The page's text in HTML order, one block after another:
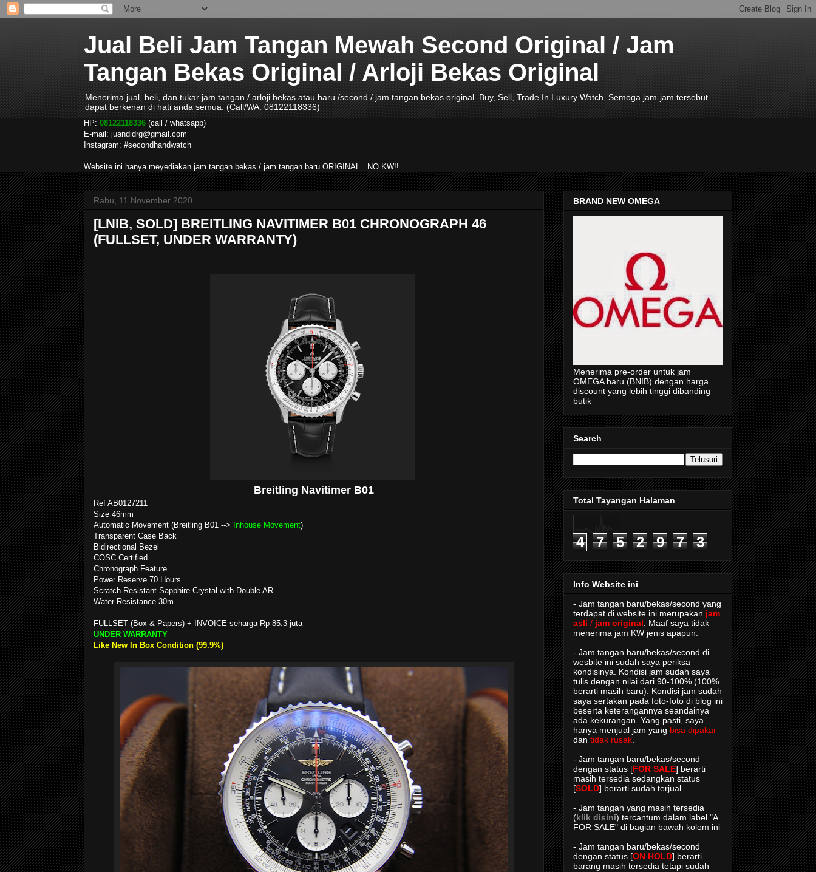
Jual Beli Jam Tangan Mewah Second Original / Jam
Tangan Bekas Original / Arloji Bekas Original
Menerima jual, beli, dan tukar jam tangan / arloji bekas atau baru /second / jam tangan bekas original. Buy, Sell, Trade In Luxury Watch. Semoga jam-jam tersebut
dapat berkenan di hati anda semua. (Call/WA: 08122118336)
HP: 08122118336 (call / whatsapp)
E-mail: juandidrg@gmail.com
Instagram: #secondhandwatch
Website ini hanya meyediakan jam tangan bekas / jam tangan baru ORIGINAL ..NO KW!!
Rabu, 11 November 2020
[LNIB, SOLD] BREITLING NAVITIMER B01 CHRONOGRAPH 46
(FULLSET, UNDER WARRANTY)
Breitling Navitimer B01
Ref AB0127211
Size 46mm
Automatic Movement (Breitling B01 --> Inhouse Movement)
Transparent Case Back
Bidirectional Bezel
COSC Certified
Chronograph Feature
Power Reserve 70 Hours
Scratch Resistant Sapphire Crystal with Double AR
Water Resistance 30m
FULLSET (Box & Papers) + INVOICE seharga Rp 85.3 juta
UNDER WARRANTY
Like New In Box Condition (99.9%)
BRAND NEW OMEGA
Menerima pre-order untuk jam
OMEGA baru (BNIB) dengan harga
discount yang lebih tinggi dibanding
butik
Search
Total Tayangan Halaman
4 7 5 2 9 7 3
Info Website ini
- Jam tangan baru/bekas/second yang
terdapat di website ini merupakan jam
asli / jam original . Maaf saya tidak
menerima jam KW jenis apapun.
- Jam tangan baru/bekas/second di
wesbite ini sudah saya periksa
kondisinya. Kondisi jam sudah saya
tulis dengan nilai dari 90-100% (100%
berarti masih baru). Kondisi jam sudah
saya sertakan pada foto-foto di blog ini
beserta keterangannya seandainya
ada kekurangan. Yang pasti, saya
hanya menjual jam yang bisa dipakai
dan tidak rusak
- Jam tangan baru/bekas/second
dengan status [FOR SALE] berarti
masih tersedia sedangkan status
[SOLD] berarti sudah terjual.
- Jam tangan yang masih tersedia
(klik disini) tercantum dalam label "A
FOR SALE" di bagian bawah kolom ini
- Jam tangan baru/bekas/second
dengan status [ON HOLD] berarti
barang masih tersedia tetapi sudah